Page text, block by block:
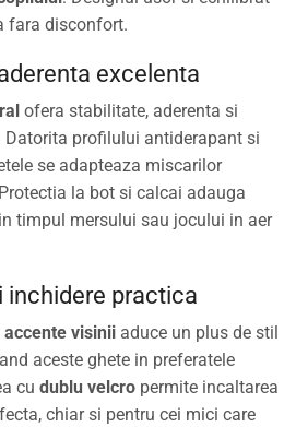
fara disconfort.
excelenta
ofera stabilitate, aderenta si
profilului antiderapant si
se adapteaza miscarilor
la bot si calcai adauga
timpul mersului sau jocului in aer
inchidere practica
visinii aduce un plus de stil
aceste ghete in preferatele
cu dublu velcro permite incaltarea
chiar si pentru cei mici care